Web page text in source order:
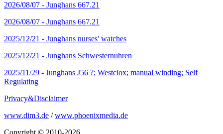
2026/08/07 - Junghans 667.21
2026/08/07 - Junghans 667.21
2025/12/21 - Junghans nurses' watches
2025/12/21 - Junghans Schwesternuhren
2025/11/29 - Junghans J56 ?; Westclox; manual winding; Self
Regulating
Privacy&Disclaimer
www.dim3.de /www.phoenixmedia.de
Copyright © 2010-2026